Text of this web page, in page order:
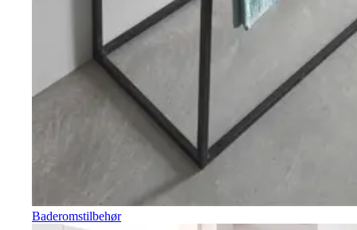
Baderomstilbehør